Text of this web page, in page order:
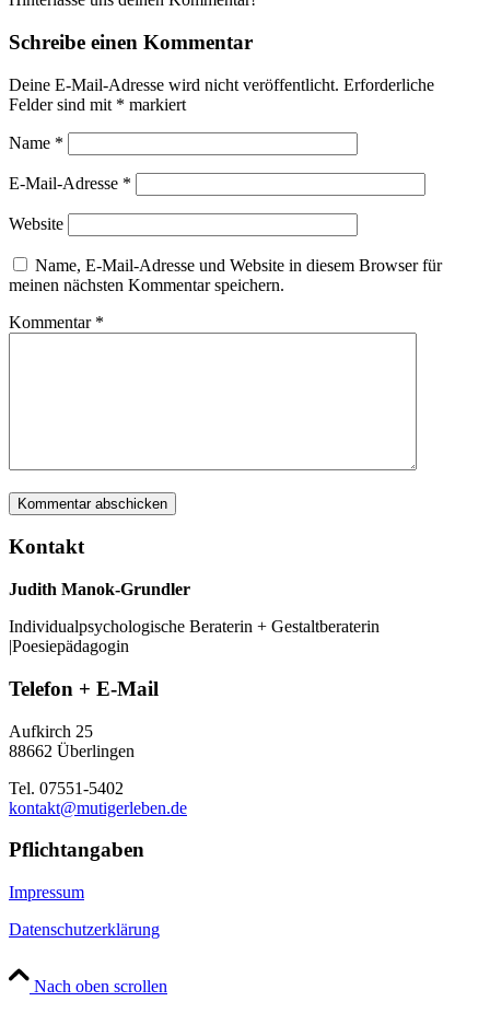
Schreibe einen Kommentar
Deine E-Mail-Adresse wird nicht veröffentlicht. Erforderliche
Felder sind mit * markiert
Name *
E-Mail-Adresse *
Website
Name, E-Mail-Adresse und Website in diesem Browser für
meinen nächsten Kommentar speichern.
Kommentar *
Kontakt
Judith Manok-Grundler
Individualpsychologische Beraterin + Gestaltberaterin
|Poesiepädagogin
Telefon + E-Mail
Aufkirch 25
88662 Überlingen
Tel. 07551-5402
kontakt@mutigerleben.de
Pflichtangaben
Impressum
Datenschutzerklärung
Nach oben scrollen